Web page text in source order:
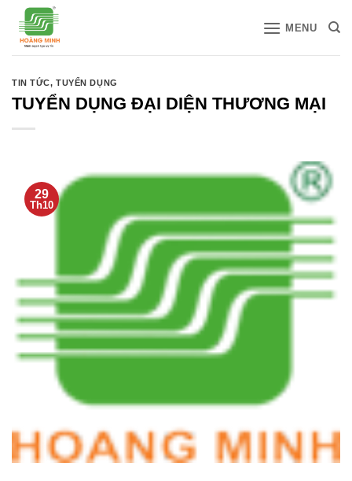
qua
MENU
TIN TỨC,TUYỂN DỤNG
TUYỂN DỤNG ĐẠI DIỆN THƯƠNG MẠI
29
Th10